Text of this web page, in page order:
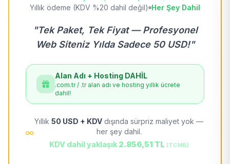
Yıllık ödeme (KDV %20 dahil değil) Her Şey Dahil
"Tek Paket, Tek Fiyat — Profesyonel
Web Siteniz Yılda Sadece 50 USD!"
Alan Adı + Hosting DAHİL
.com.tr / .tr alan adı ve hosting yıllık ücrete
dahil!
Yıllık 50 USD + KDV dışında sürpriz maliyet yok —
her şey dahil.
KDV dahil yaklaşık 2.856,51 TL (TCMB)